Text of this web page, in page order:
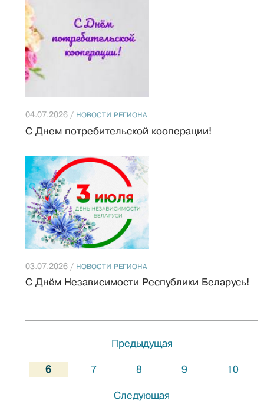
04.07.2026 / НОВОСТИ РЕГИОНА
С Днем потребительской кооперации!
03.07.2026 / НОВОСТИ РЕГИОНА
С Днём Независимости Республики Беларусь!
Предыдущая
6 7 8 9 10
Следующая